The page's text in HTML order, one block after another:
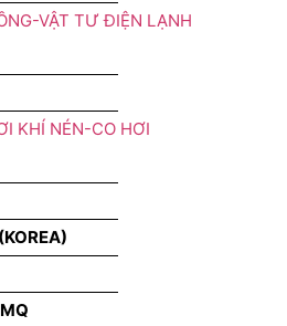
VẬT TƯ ĐIỆN LẠNH
KHÍ NÉN-CO HƠI